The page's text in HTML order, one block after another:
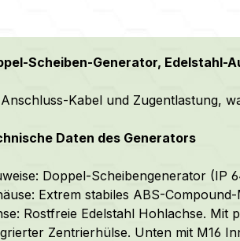
Scheiben-Generator, Edelstahl-
Kabel und Zugentlastung,
Daten des Generators
Doppel-Scheibengenerator (IP
Extrem stabiles ABS-
Rostfreie Edelstahl Hohlachse. Mit
Zentrierhülse. Unten mit M16